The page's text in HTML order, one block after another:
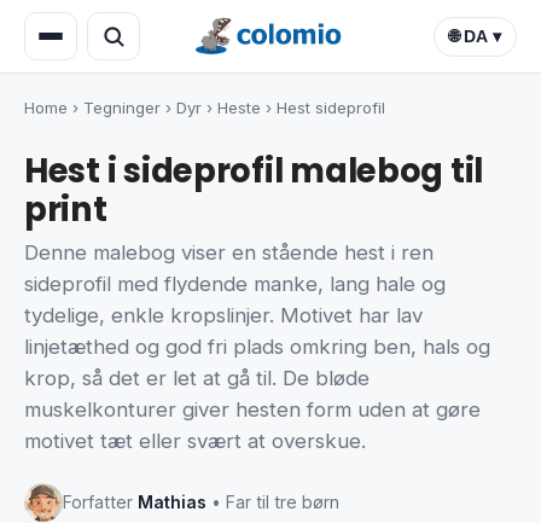
🌐 DA ▾
Home › Tegninger › Dyr › Heste › Hest sideprofil
Hest i sideprofil malebog til
print
Denne malebog viser en stående hest i ren
sideprofil med flydende manke, lang hale og
tydelige, enkle kropslinjer. Motivet har lav
linjetæthed og god fri plads omkring ben, hals og
krop, så det er let at gå til. De bløde
muskelkonturer giver hesten form uden at gøre
motivet tæt eller svært at overskue.
Forfatter Mathias • Far til tre børn